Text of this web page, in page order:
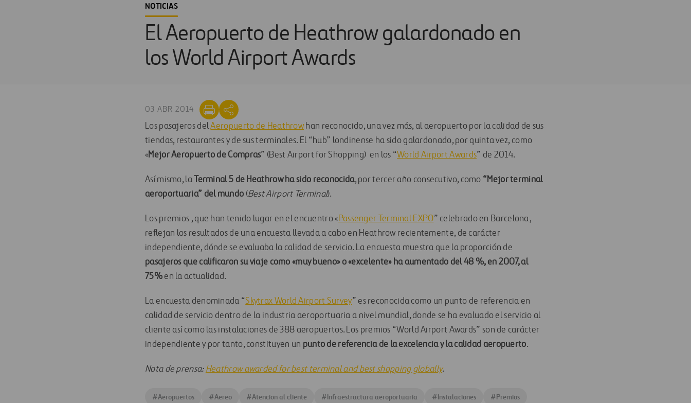
NOTICIAS
El Aeropuerto de Heathrow galardonado en
los World Airport Awards
03 ABR 2014
Los pasajeros delAeropuerto de Heathrowhan reconocido, una vez más, al aeropuerto por la calidad de sus
tiendas, restaurantes y de sus terminales. El “hub” londinense ha sido galardonado, por quinta vez, como
«Mejor Aeropuerto de Compras” (Best Airport for Shopping) en los “World Airport Awards” de 2014.
Así mismo, la Terminal 5 de Heathrow ha sido reconocida, por tercer año consecutivo, como “Mejor terminal
aeroportuaria” del mundo (Best Airport Terminal).
Los premios , que han tenido lugar en el encuentro «Passenger Terminal EXPO” celebrado en Barcelona,
reflejan los resultados de una encuesta llevada a cabo en Heathrow recientemente, de carácter
independiente, dónde se evaluaba la calidad de servicio. La encuesta muestra que la proporción de
pasajeros que calificaron su viaje como «muy bueno» o «excelente» ha aumentado del 48 %, en 2007, al
75%en la actualidad.
La encuesta denominada “Skytrax World Airport Survey” es reconocida como un punto de referencia en
calidad de servicio dentro de la industria aeroportuaria a nivel mundial, donde se ha evaluado el servicio al
cliente así como las instalaciones de 388 aeropuertos. Los premios “World Airport Awards” son de carácter
independiente y por tanto, constituyen un punto de referencia de la excelencia y la calidad aeropuerto.
Nota de prensa: Heathrow awarded for best terminal and best shopping globally.
#Aeropuertos #Aereo #Atencion al cliente #Infraestructura aeroportuaria #Instalaciones #Premios